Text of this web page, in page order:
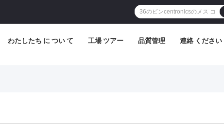
わたしたち に つい て 工場 ツアー 品質管理 連絡 ください